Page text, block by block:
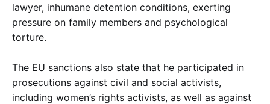
lawyer, inhumane detention conditions, exerting
pressure on family members and psychological
torture.
The EU sanctions also state that he participated in
prosecutions against civil and social activists,
including women’s rights activists, as well as against